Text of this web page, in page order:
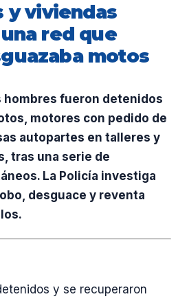
y viviendas
red que
motos
hombres fueron detenidos
motores con pedido de
autopartes en talleres y
tras una serie de
La Policía investiga
desguace y reventa
y se recuperaron